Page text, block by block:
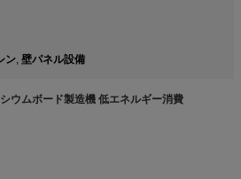
ン, 壁パネル設備
ウムボード製造機 低エネルギー消費